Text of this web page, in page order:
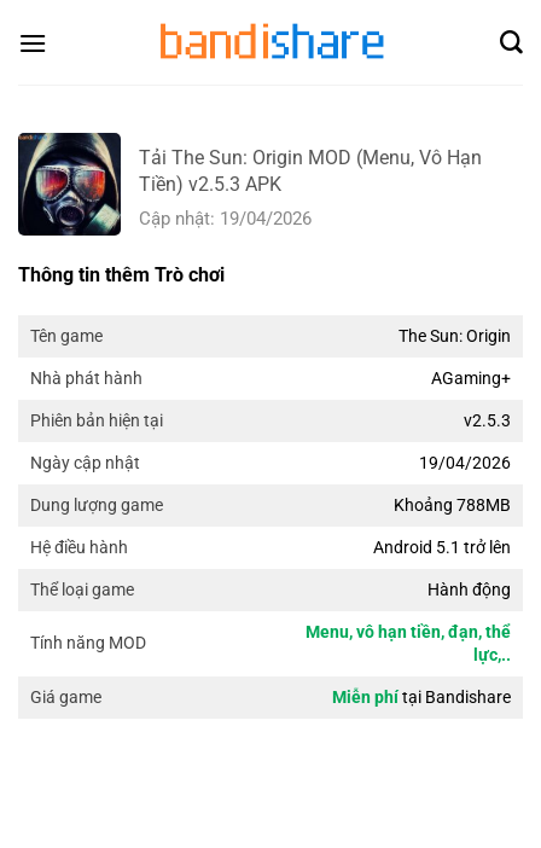
Tải The Sun: Origin MOD (Menu, Vô Hạn
Tiền) v2.5.3 APK
Cập nhật: 19/04/2026
Thông tin thêm Trò chơi
Tên game The Sun: Origin
Nhà phát hành AGaming+
Phiên bản hiện tại v2.5.3
Ngày cập nhật 19/04/2026
Dung lượng game Khoảng 788MB
Hệ điều hành Android 5.1 trở lên
Thể loại game Hành động
Tính năng MOD
Menu, vô hạn tiền, đạn, thể
lực,..
Giá game Miễn phítại Bandishare